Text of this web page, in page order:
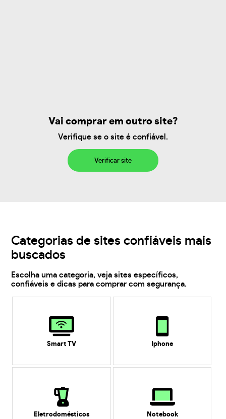
Vai comprar em outro site?
Verifique se o site é confiável.
Verificar site
Categorias de sites confiáveis mais
buscados
Escolha uma categoria, veja sites específicos,
confiáveis e dicas para comprar com segurança.
Smart TV Iphone
Eletrodomésticos Notebook